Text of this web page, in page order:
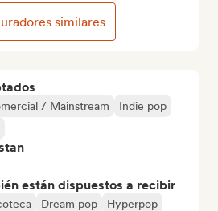
/ Mainstream
Indie pop
están dispuestos a recibir
Dream pop
Hyperpop
similares